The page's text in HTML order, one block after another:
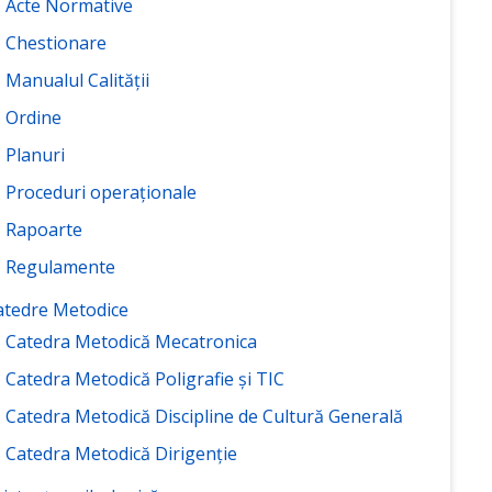
Acte Normative
Chestionare
Manualul Calității
Ordine
Planuri
Proceduri operaționale
Rapoarte
Regulamente
Metodice
Catedra Metodică Mecatronica
Catedra Metodică Poligrafie și TIC
Catedra Metodică Discipline de Cultură Generală
Catedra Metodică Dirigenție